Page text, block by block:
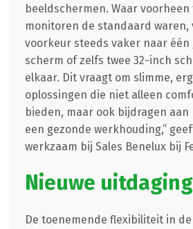
beeldschermen. Waar
monitoren de standaard waren,
voorkeur steeds vaker naar één
scherm of zelfs twee 32-inch
elkaar. Dit vraagt om slimme,
oplossingen die niet alleen
bieden, maar ook bijdragen
een gezonde werkhouding,”
werkzaam bij Sales Benelux bij
Nieuwe
De toenemende flexibiliteit in